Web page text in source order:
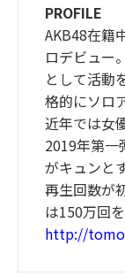
PROFILE
AKB48在籍
ロデビュー
として活動
格的にソロ
近年では女
2019年第一
がキュンと
再生回数が
は150万回
http://